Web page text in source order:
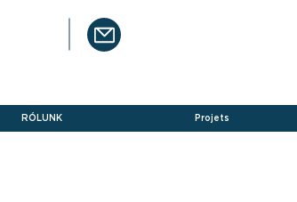
RÓLUNK Projets